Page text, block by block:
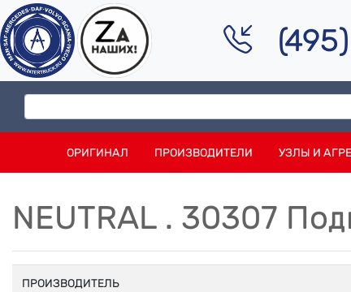
ОРИГИНАЛ ПРОИЗВОДИТЕЛИ УЗЛЫ И
NEUTRAL . 30307
ПРОИЗВОДИТЕЛЬ